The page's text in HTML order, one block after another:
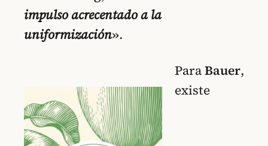
impulso acrecentado a la
uniformización».
ParaBauer,
existe